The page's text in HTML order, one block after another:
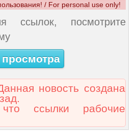
/ For personal use only!
ссылок, посмотрите
новость создана
что ссылки рабочие